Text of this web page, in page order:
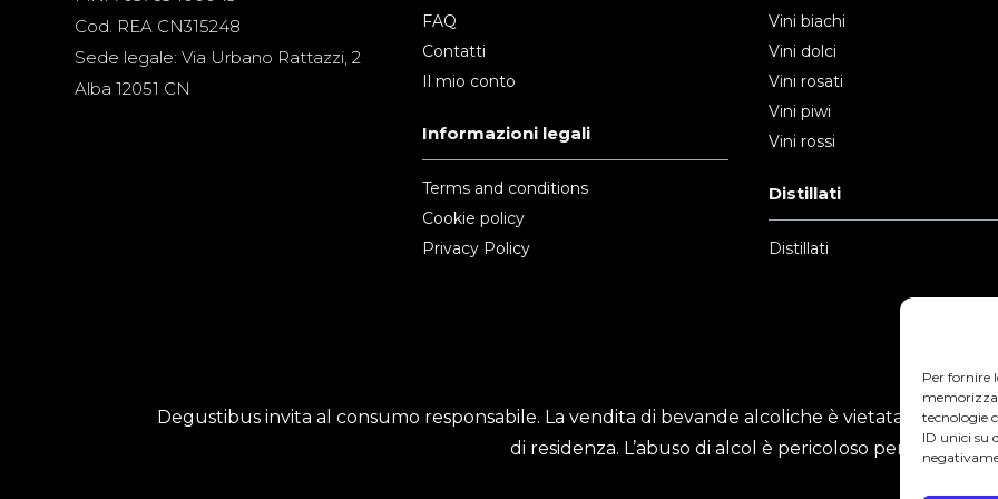
Per fornire
tecnologie
ID unici su
Cod. REA CN315248
Sede legale: Via Urbano Rattazzi, 2
Alba 12051 CN
FAQ
Contatti
Il mio conto
Informazioni legali
Terms and conditions
Cookie policy
Privacy Policy
Vini biachi
Vini dolci
Vini rosati
Vini piwi
Vini rossi
Distillati
Distillati
Degustibus invita al consumo responsabile. La vendita di bevande alcoliche è vietata ai minori
di residenza. L’abuso di alcol è pericoloso per la salute.